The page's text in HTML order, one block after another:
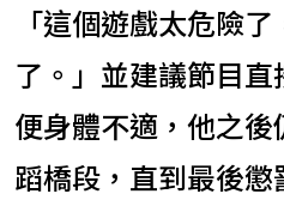
「這個遊戲太危險
了。」並建議節目
便身體不適，他之
蹈橋段，直到最後